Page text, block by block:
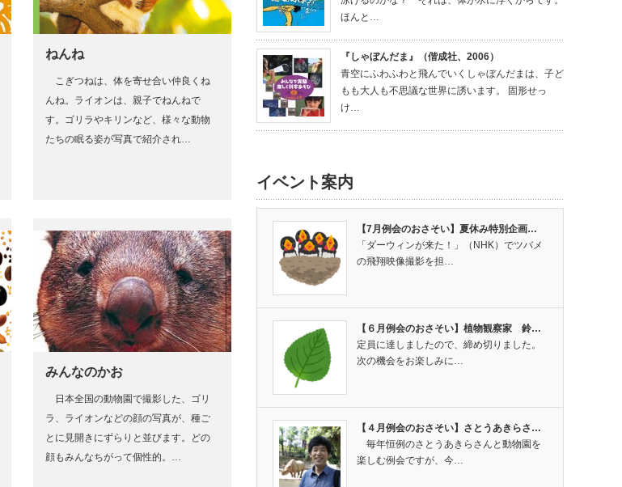
ねんね
こぎつねは、体を寄せ合い仲良くね
んね。ライオンは、親子でねんねで
す。ゴリラやキリンなど、様々な動物
たちの眠る姿が写真で紹介され…
みんなのかお
日本全国の動物園で撮影した、ゴリ
ラ、ライオンなどの顔の写真が、種ご
とに見開きにずらりと並びます。どの
顔もみんなちがって個性的。…
ほんと…
『しゃぼんだま』（偕成社、2006）
青空にふわふわと飛んでいくしゃぼんだまは、子ど
もも大人も不思議な世界に誘います。 固形せっ
け…
イベント案内
【7月例会のおさそい】夏休み特別企画…
「ダーウィンが来た！」（NHK）でツバメ
の飛翔映像撮影を担…
【６月例会のおさそい】植物観察家 鈴…
定員に達しましたので、締め切りました。
次の機会をお楽しみに…
【４月例会のおさそい】さとうあきらさ…
毎年恒例のさとうあきらさんと動物園を
楽しむ例会ですが、今…